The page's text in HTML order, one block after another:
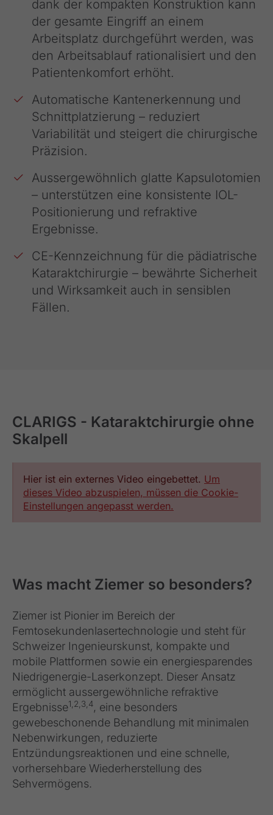
dank der kompakten Konstruktion kann
der gesamte Eingriff an einem
Arbeitsplatz durchgeführt werden, was
den Arbeitsablauf rationalisiert und den
Patientenkomfort erhöht.
Automatische Kantenerkennung und
Schnittplatzierung – reduziert
Variabilität und steigert die chirurgische
Präzision.
Aussergewöhnlich glatte Kapsulotomien
– unterstützen eine konsistente IOL-
Positionierung und refraktive
Ergebnisse.
CE-Kennzeichnung für die pädiatrische
Kataraktchirurgie – bewährte Sicherheit
und Wirksamkeit auch in sensiblen
Fällen.
CLARIGS - Kataraktchirurgie ohne
Skalpell
Hier ist ein externes Video eingebettet. Um
dieses Video abzuspielen, müssen die Cookie-
Einstellungen angepasst werden.
Was macht Ziemer so besonders?
Ziemer ist Pionier im Bereich der
Femtosekundenlasertechnologie und steht für
Schweizer Ingenieurskunst, kompakte und
mobile Plattformen sowie ein energiesparendes
Niedrigenergie-Laserkonzept. Dieser Ansatz
ermöglicht aussergewöhnliche refraktive
Ergebnisse1,2,3,4, eine besonders
gewebeschonende Behandlung mit minimalen
Nebenwirkungen, reduzierte
Entzündungsreaktionen und eine schnelle,
vorhersehbare Wiederherstellung des
Sehvermögens.